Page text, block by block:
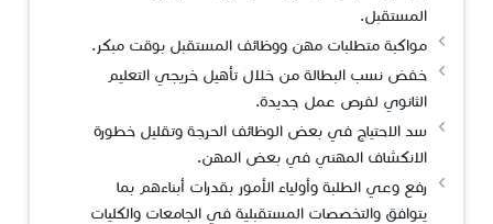
المستقبل.
مواكبة متطلبات مهن ووظائف المستقبل بوقت مبكر.
خفض نسب البطالة من خلال تأهيل خريجي التعليم
الثانوي لفرص عمل جديدة.
سد الاحتياج في بعض الوظائف الحرجة وتقليل خطورة
الانكشاف المهني في بعض المهن.
رفع وعي الطلبة وأولياء الأمور بقدرات أبناءهم بما
يتوافق والتخصصات المستقبلية في الجامعات والكليات